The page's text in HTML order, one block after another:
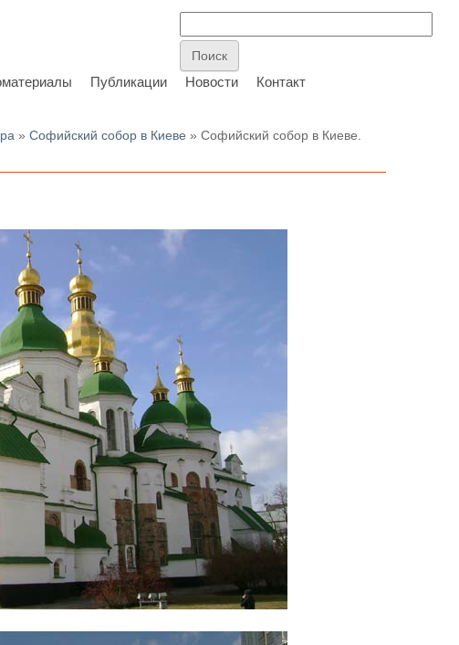
Публикации Новости Контакт
»Софийский собор в Киеве » Софийский собор в Киеве.